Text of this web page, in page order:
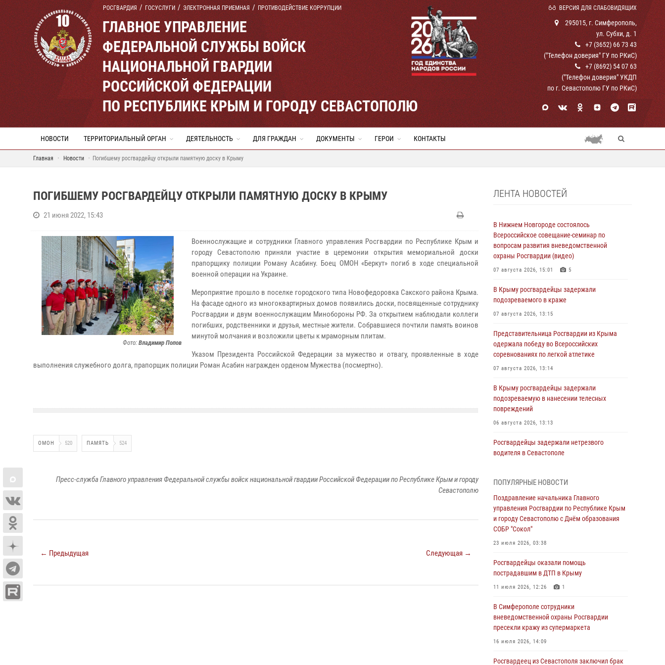
РОСГВАРДИЯ ГОСУСЛУГИ ЭЛЕКТРОННАЯ ПРИЕМНАЯ ПРОТИВОДЕЙСТВИЕ КОРРУПЦИИ ВЕРСИЯ ДЛЯ СЛАБОВИДЯЩИХ
ГЛАВНОЕ УПРАВЛЕНИЕ
ФЕДЕРАЛЬНОЙ СЛУЖБЫ ВОЙСК
НАЦИОНАЛЬНОЙ ГВАРДИИ
РОССИЙСКОЙ ФЕДЕРАЦИИ
ПО РЕСПУБЛИКЕ КРЫМ И ГОРОДУ СЕВАСТОПОЛЮ
295015, г. Симферополь,
ул. Субхи, д. 1
+7 (3652) 66 73 43
("Телефон доверия" ГУ по РКиС)
+7 (8692) 54 07 63
("Телефон доверия" УКДП
по г. Севастополю ГУ по РКиС)
НОВОСТИ ТЕРРИТОРИАЛЬНЫЙ ОРГАН ДЕЯТЕЛЬНОСТЬ ДЛЯ ГРАЖДАН ДОКУМЕНТЫ ГЕРОИ КОНТАКТЫ
Главная Новости Погибшему росгвардейцу открыли памятную доску в Крыму
ПОГИБШЕМУ РОСГВАРДЕЙЦУ ОТКРЫЛИ ПАМЯТНУЮ ДОСКУ В КРЫМУ
21 июня 2022, 15:43
Фото: Владимир Попов
Военнослужащие и сотрудники Главного управления Росгвардии по Республике Крым и
городу Севастополю приняли участие в церемонии открытия мемориальной доски
прапорщику полиции Роману Асабину. Боец ОМОН «Беркут» погиб в ходе специальной
военной операции на Украине.
Мероприятие прошло в поселке городского типа Новофедоровка Сакского района Крыма.
На фасаде одного из многоквартирных домов появились доски, посвященные сотруднику
Росгвардии и двум военнослужащим Минобороны РФ. За открытием наблюдали коллеги
погибших, родственники и друзья, местные жители. Собравшиеся почтили память воинов
минутой молчания и возложили цветы к мраморным плитам.
Указом Президента Российской Федерации за мужество и отвагу, проявленные в ходе
выполнения служебного долга, прапорщик полиции Роман Асабин награжден орденом Мужества (посмертно).
ОМОН 520 ПАМЯТЬ 524
Пресс-служба Главного управления Федеральной службы войск национальной гвардии Российской Федерации по Республике Крым и городу
Севастополю
← Предыдущая Следующая →
ЛЕНТА НОВОСТЕЙ
В Нижнем Новгороде состоялось
Всероссийское совещание-семинар по
вопросам развития вневедомственной
охраны Росгвардии (видео)
07 августа 2026, 15:01 5
В Крыму росгвардейцы задержали
подозреваемого в краже
07 августа 2026, 13:15
Представительница Росгвардии из Крыма
одержала победу во Всероссийских
соревнованиях по легкой атлетике
07 августа 2026, 13:14
В Крыму росгвардейцы задержали
подозреваемую в нанесении телесных
повреждений
06 августа 2026, 13:13
Росгвардейцы задержали нетрезвого
водителя в Севастополе
Росгвардейцы в Севастополе дважды
задержали крымчанина при попытке кражи
04 августа 2026, 12:52
В Симферополе сотрудники Росгвардии
задержали нетрезвого мужчину
Росгвардия в Крыму и Севастополе
задержала ряд правонарушителей
В Симферополе росгвардейцы задержали
гражданина, подозреваемого в совершении
серии краж
ПОПУЛЯРНЫЕ НОВОСТИ
Поздравление начальника Главного
управления Росгвардии по Республике Крым
и городу Севастополю с Днём образования
СОБР "Сокол"
23 июля 2026, 03:38
Росгвардейцы оказали помощь
пострадавшим в ДТП в Крыму
11 июля 2026, 12:26 1
В Симферополе сотрудники
вневедомственной охраны Росгвардии
пресекли кражу из супермаркета
16 июля 2026, 14:09
Росгвардеец из Севастополя заключил брак